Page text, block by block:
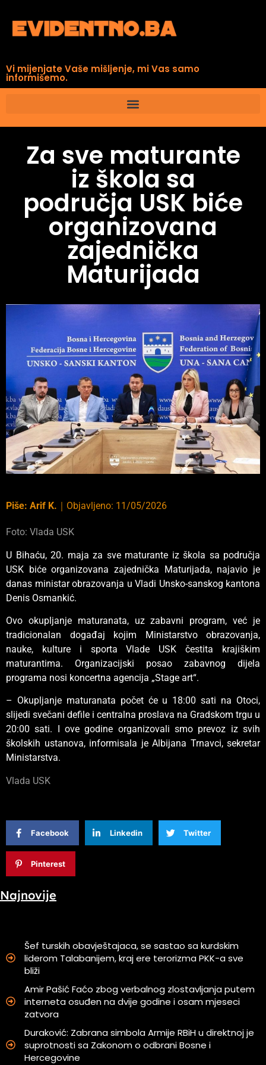
Vi mijenjate Vaše mišljenje, mi Vas samo
informišemo.
Za sve maturante
iz škola sa
područja USK biće
organizovana
zajednička
Maturijada
Piše: Arif K. Objavljeno: 11/05/2026
Foto: Vlada USK
U Bihaću, 20. maja za sve maturante iz škola sa područja
USK biće organizovana zajednička Maturijada, najavio je
danas ministar obrazovanja u Vladi Unsko-sanskog kantona
Denis Osmankić.
Ovo okupljanje maturanata, uz zabavni program, već je
tradicionalan događaj kojim Ministarstvo obrazovanja,
nauke, kulture i sporta Vlade USK čestita krajiškim
maturantima. Organizacijski posao zabavnog dijela
programa nosi koncertna agencija „Stage art“.
– Okupljanje maturanata počet će u 18:00 sati na Otoci,
slijedi svečani defile i centralna proslava na Gradskom trgu u
20:00 sati. I ove godine organizovali smo prevoz iz svih
školskih ustanova, informisala je Albijana Trnavci, sekretar
Ministarstva.
Vlada USK
Facebook Linkedin Twitter
Pinterest
Najnovije
Šef turskih obavještajaca, se sastao sa kurdskim
liderom Talabanijem, kraj ere terorizma PKK-a sve
bliži
Amir Pašić Faćo zbog verbalnog zlostavljanja putem
interneta osuđen na dvije godine i osam mjeseci
zatvora
Duraković: Zabrana simbola Armije RBiH u direktnoj je
suprotnosti sa Zakonom o odbrani Bosne i
Hercegovine